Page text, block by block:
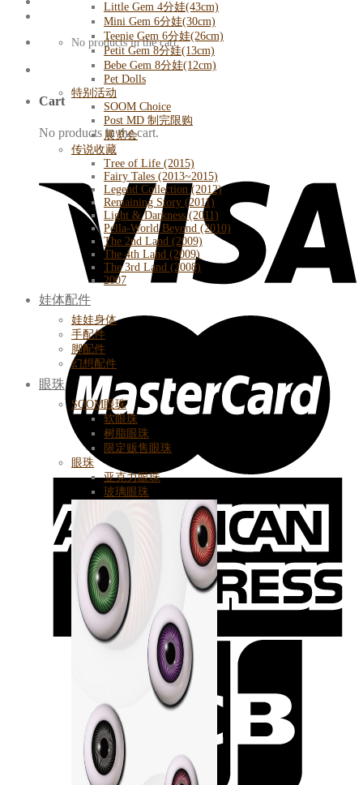
No products in the cart.
Cart
No products in the cart.
Little Gem 4分娃(43cm)
Mini Gem 6分娃(30cm)
Teenie Gem 6分娃(26cm)
Petit Gem 8分娃(13cm)
Bebe Gem 8分娃(12cm)
Pet Dolls
特别活动
SOOM Choice
Post MD 制完限购
展览会
传说收藏
Tree of Life (2015)
Fairy Tales (2013~2015)
Legend Collection (2012)
Remaining Story (2011)
Light & Darkness (2011)
Pella-World Beyond (2010)
The 2nd Land (2009)
The 4th Land (2009)
The 3rd Land (2008)
2007
娃体配件
娃娃身体
手配件
脚配件
幻想配件
眼珠
SOOM眼珠
软眼珠
树脂眼珠
限定贩售眼珠
眼珠
亚克力眼珠
玻璃眼珠